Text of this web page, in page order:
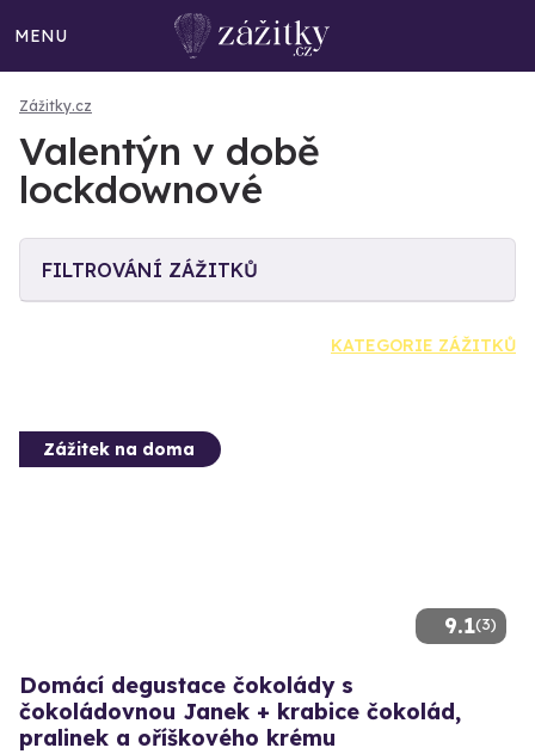
MENU
Zážitky.cz
Valentýn v době
lockdownové
FILTROVÁNÍ ZÁŽITKŮ
KATEGORIE ZÁŽITKŮ
9.1(3)
Zážitek na doma
Domácí degustace čokolády s
čokoládovnou Janek + krabice čokolád,
pralinek a oříškového krému